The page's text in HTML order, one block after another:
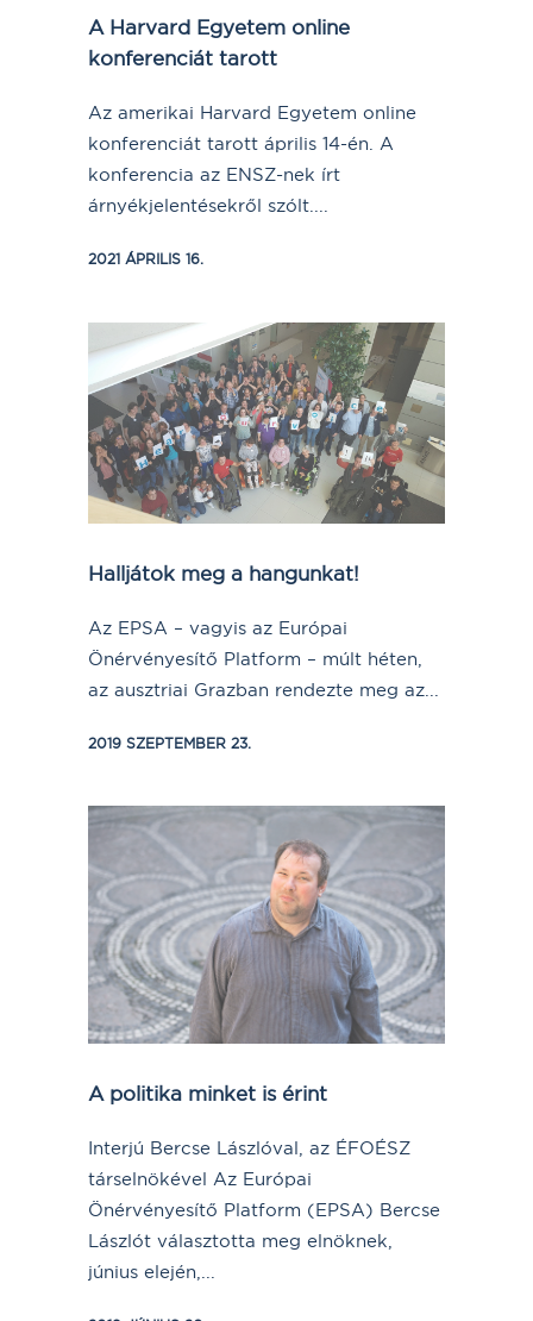
A Harvard Egyetem online
konferenciát tarott
Az amerikai Harvard Egyetem online
konferenciát tarott április 14-én. A
konferencia az ENSZ-nek írt
árnyékjelentésekről szólt....
2021 ÁPRILIS 16.
Halljátok meg a hangunkat!
Az EPSA – vagyis az Európai
Önérvényesítő Platform – múlt héten,
az ausztriai Grazban rendezte meg az...
2019 SZEPTEMBER 23.
A politika minket is érint
Interjú Bercse Lászlóval, az ÉFOÉSZ
társelnökével Az Európai
Önérvényesítő Platform (EPSA) Bercse
Lászlót választotta meg elnöknek,
június elején,...